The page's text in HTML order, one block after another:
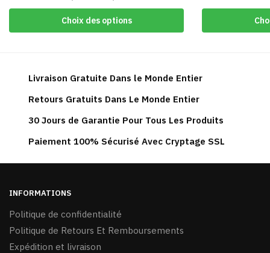
de
prix :
39,90 €
Choix des options
Ce
produit
variations.
options
peuvent
choisies
sur
produit
Livraison Gratuite Dans le Monde Entier
Retours Gratuits Dans Le Monde Entier
30 Jours de Garantie Pour Tous Les Produits
Paiement 100% Sécurisé Avec Cryptage SSL
INFORMATIONS
Politique de confidentialité
Politique de Retours Et Remboursements
Expédition et livraison